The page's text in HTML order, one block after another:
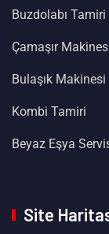
Buzdolabı Tamiri
Çamaşır
Bulaşık
Kombi Tamiri
Beyaz Eşya
Site